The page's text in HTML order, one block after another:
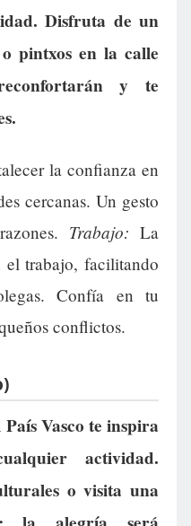
Disfruta de un
pintxos en la calle
y te
la confianza en
cercanas. Un gesto
Trabajo: La
el trabajo, facilitando
Confía en tu
conflictos.
Vasco te inspira
actividad.
o visita una